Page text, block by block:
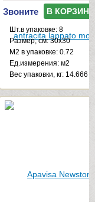
Звоните В КОРЗИНУ
Шт.в упаковке: 8
Размер, см: 30x30
М2 в упаковке: 0.72
Ед.измерения: м2
Веc упаковки, кг: 14.666